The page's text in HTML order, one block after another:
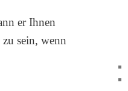
er Ihnen
sein, wenn